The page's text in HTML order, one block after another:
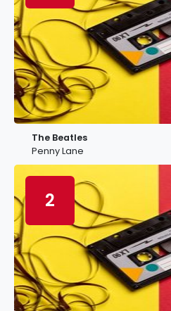
The Beatles
Penny Lane
2